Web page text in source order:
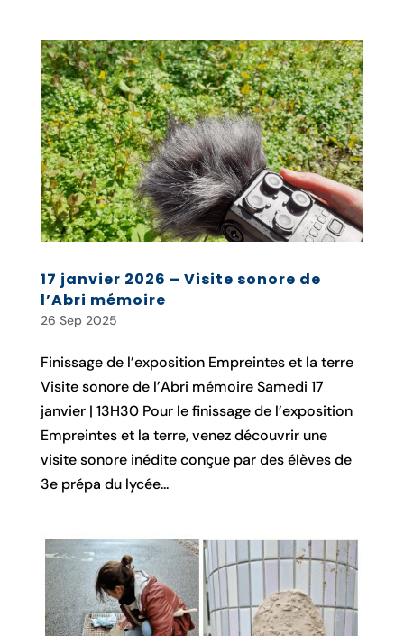
17 janvier 2026 – Visite sonore de
l’Abri mémoire
26 Sep 2025
Finissage de l’exposition Empreintes et la terre
Visite sonore de l’Abri mémoire Samedi 17
janvier | 13H30 Pour le finissage de l’exposition
Empreintes et la terre, venez découvrir une
visite sonore inédite conçue par des élèves de
3e prépa du lycée...